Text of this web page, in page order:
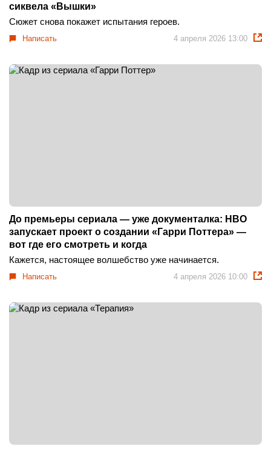
сиквела «Вышки»
Сюжет снова покажет испытания героев.
Написать 4 апреля 2026 13:00
До премьеры сериала — уже документалка: HBO
запускает проект о создании «Гарри Поттера» —
вот где его смотреть и когда
Кажется, настоящее волшебство уже начинается.
Написать 4 апреля 2026 10:00